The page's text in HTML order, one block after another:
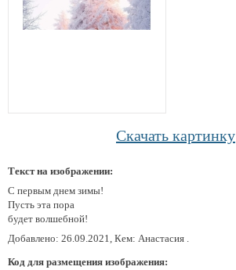
Скачать картинку
Текст на изображении:
С первым днем зимы!
Пусть эта пора
будет волшебной!
Добавлено: 26.09.2021, Кем: Анастасия .
Код для размещения изображения: